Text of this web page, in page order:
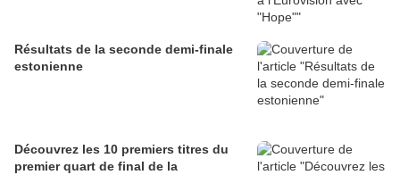
Résultats de la seconde demi-finale
estonienne
Découvrez les 10 premiers titres du
premier quart de final de la